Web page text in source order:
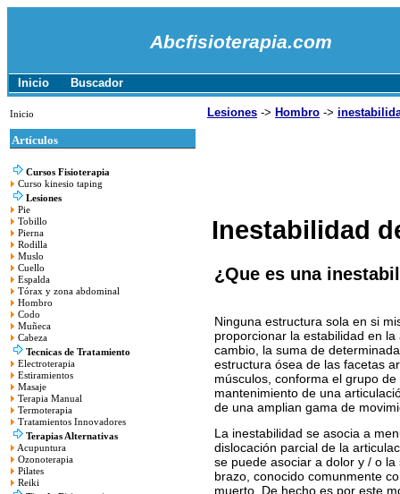
Abcfisioterapia.com
Inicio Buscador
Inicio
Artículos
Cursos Fisioterapia
Curso kinesio taping
Lesiones
Pie
Tobillo
Pierna
Rodilla
Muslo
Cuello
Espalda
Tórax y zona abdominal
Hombro
Codo
Muñeca
Cabeza
Tecnicas de Tratamiento
Electroterapia
Estiramientos
Masaje
Terapia Manual
Termoterapia
Tratamientos Innovadores
Terapias Alternativas
Acupuntura
Ozonoterapia
Pilates
Reiki
Lesiones -> Hombro ->
Inestabilidad
¿Que es una
Ninguna estructura sola en si
proporcionar la estabilidad en
cambio, la suma de
estructura ósea de las facetas
músculos, conforma el grupo
mantenimiento de una
de una amplian gama de
La inestabilidad se asocia a
dislocación parcial de la
se puede asociar a dolor y / o
brazo, conocido comunmente
muerto. De hecho es por este